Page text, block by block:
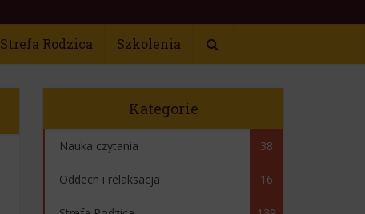
Strefa Rodzica Szkolenia
Kategorie
Nauka czytania 38
Oddech i relaksacja 16